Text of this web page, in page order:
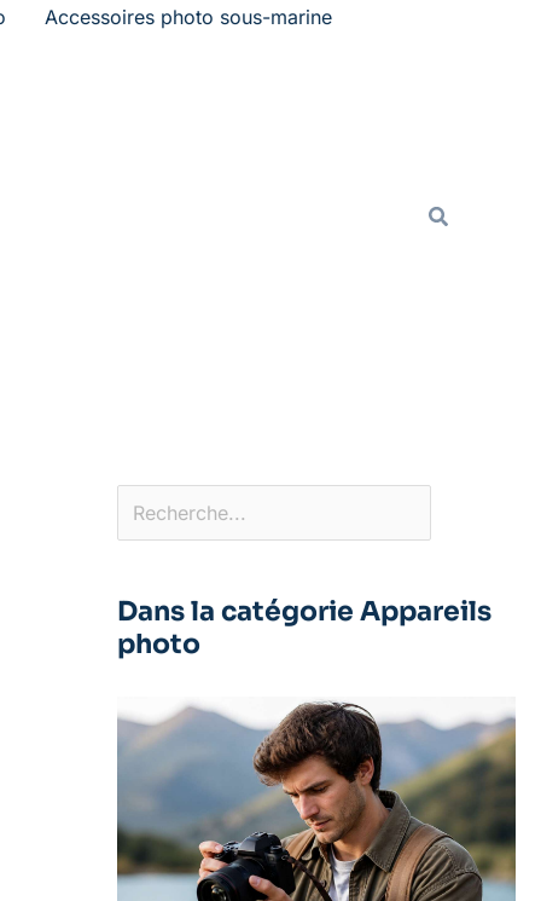
Accessoires photo sous-marine
Rechercher
Dans la catégorie Appareils
photo